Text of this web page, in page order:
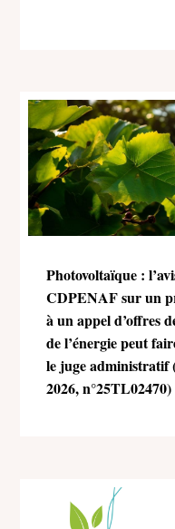
Photovoltaïque :
CDPENAF sur un
à un appel d’offres
de l’énergie peut
le juge
2026, n°25TL02470)